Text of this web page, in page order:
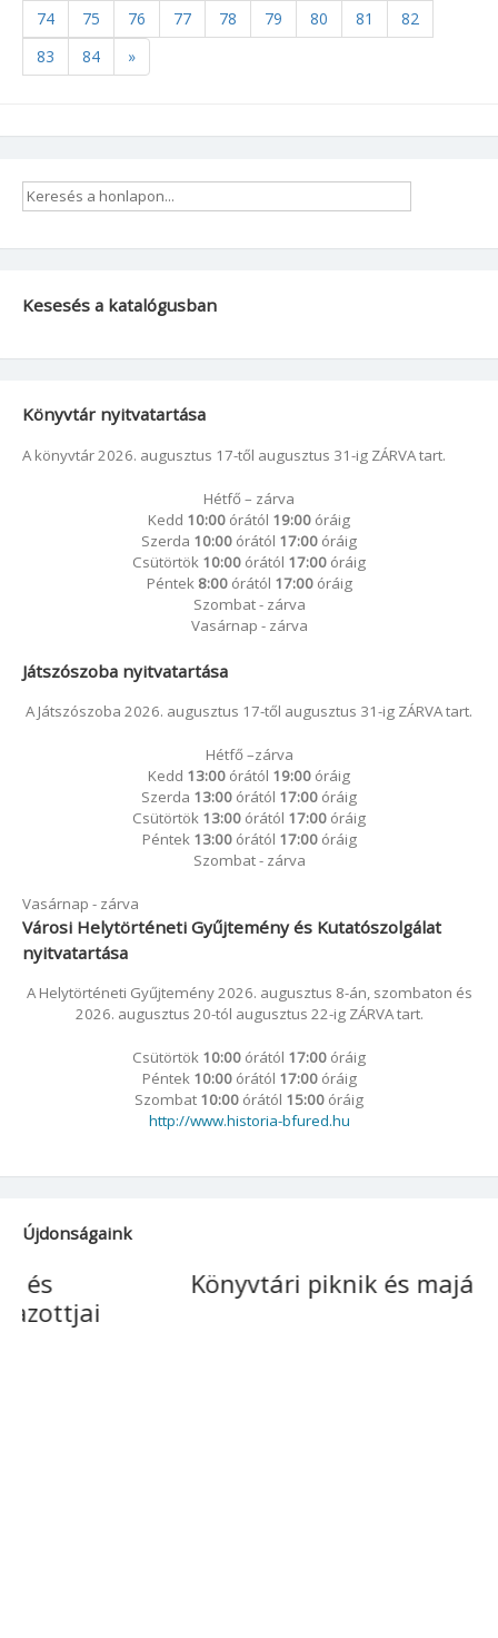
74
75 76 77 78 79 80 81
82
83
84 »
Kesesés a katalógusban
Könyvtár nyitvatartása
A könyvtár 2026. augusztus 17-től augusztus 31-ig ZÁRVA tart.
Hétfő – zárva
Kedd 10:00 órától 19:00 óráig
Szerda 10:00 órától 17:00 óráig
Csütörtök 10:00 órától 17:00 óráig
Péntek 8:00órától 17:00óráig
Szombat - zárva
Vasárnap - zárva
Játszószoba nyitvatartása
A Játszószoba 2026. augusztus 17-től augusztus 31-ig ZÁRVA tart.
Hétfő –zárva
Kedd 13:00 órától 19:00 óráig
Szerda 13:00 órától 17:00 óráig
Csütörtök 13:00 órától 17:00 óráig
Péntek 13:00órától 17:00óráig
Szombat - zárva
Vasárnap - zárva
Városi Helytörténeti Gyűjtemény és Kutatószolgálat
nyitvatartása
A Helytörténeti Gyűjtemény 2026. augusztus 8-án, szombaton és
2026. augusztus 20-tól augusztus 22-ig ZÁRVA tart.
Csütörtök 10:00 órától 17:00 óráig
Péntek 10:00órától 17:00óráig
Szombat 10:00 órától 15:00 óráig
http://www.historia-bfured.hu
Újdonságaink
Könyvtári piknik és majális